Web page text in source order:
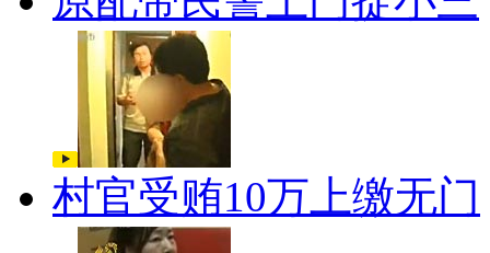
村官受贿10万上缴无门